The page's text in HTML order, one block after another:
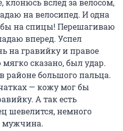
на велосипед. И одна
на спицы! Перешагиваю
вперед. Успел
на гравийку и правое
сказано, был удар.
районе большого пальца.
— кожу мог бы
А так есть
шевелится, немного
мужчина.